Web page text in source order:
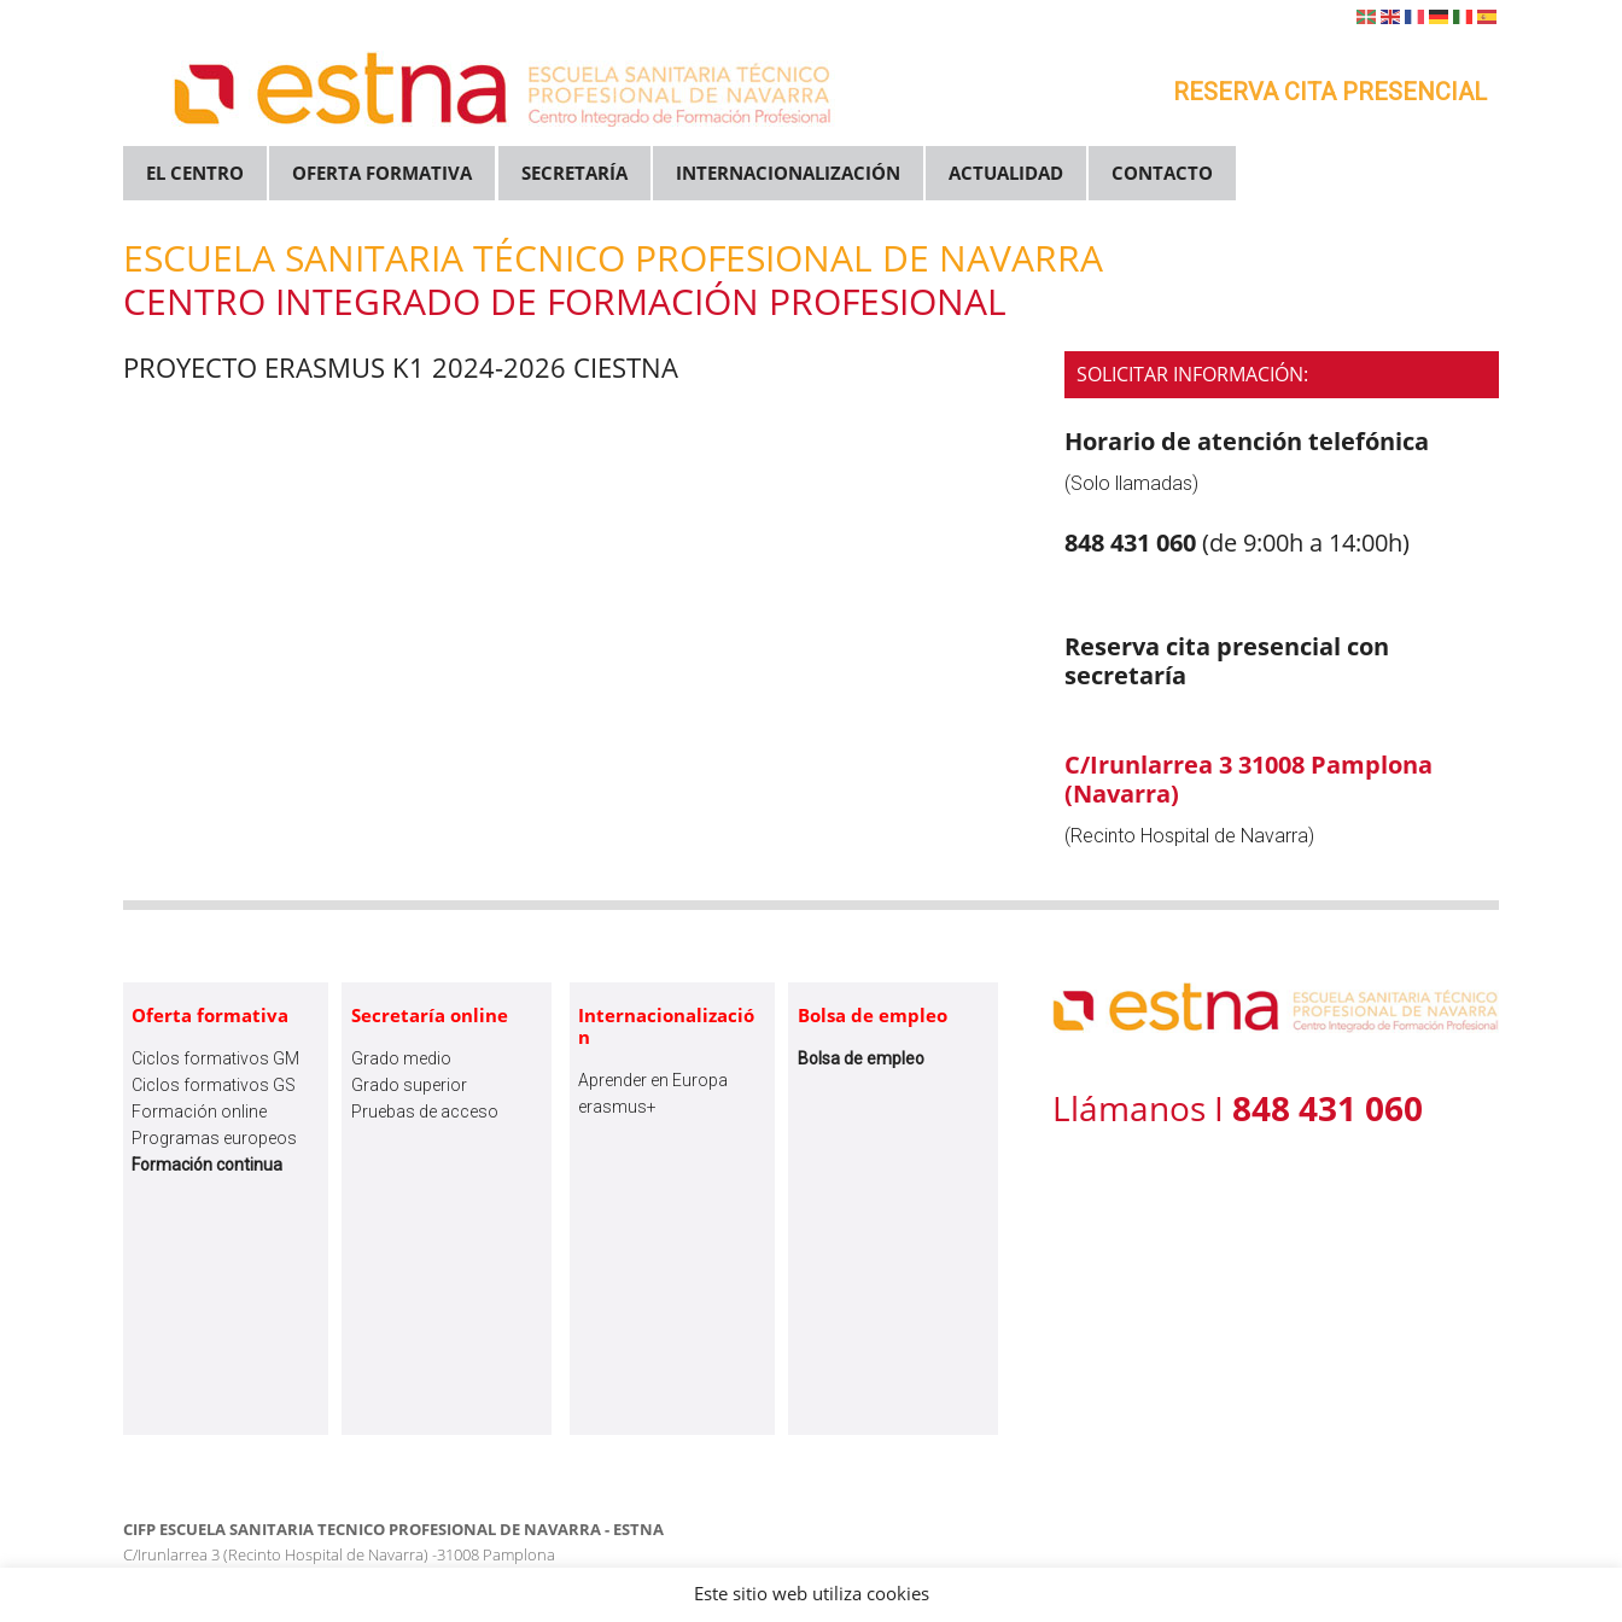
RESERVA CITA PRESENCIAL
EL CENTRO OFERTA FORMATIVA SECRETARÍA INTERNACIONALIZACIÓN ACTUALIDAD CONTACTO
ESCUELA SANITARIA TÉCNICO PROFESIONAL DE NAVARRA
CENTRO INTEGRADO DE FORMACIÓN PROFESIONAL
PROYECTO ERASMUS K1 2024-2026 CIESTNA
Primary
Sidebar
SOLICITAR INFORMACIÓN:
Horario de atención telefónica
(Solo llamadas)
848 431 060(de 9:00h a 14:00h)
Reserva cita presencial con
secretaría
C/Irunlarrea 3 31008 Pamplona
(Navarra)
(Recinto Hospital de Navarra)
Oferta formativa
Ciclos formativos GM
Ciclos formativos GS
Formación online
Programas europeos
Formación continua
Secretaría online
Grado medio
Grado superior
Pruebas de acceso
Internacionalizació
n
Aprender en Europa
erasmus+
Bolsa de empleo
Bolsa de empleo
Llámanos I 848 431 060
CIFP ESCUELA SANITARIA TECNICO PROFESIONAL DE NAVARRA - ESTNA
C/Irunlarrea 3 (Recinto Hospital de Navarra) -31008 Pamplona
Este sitio web utiliza cookies